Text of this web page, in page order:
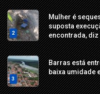
2
Mulher é
suposta
encontrada, diz
3
Barras está
baixa umidade